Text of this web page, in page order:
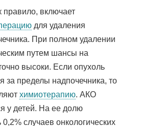
включает
для удаления
При полном удалении
путем шансы на
высоки. Если опухоль
за пределы надпочечника, то
химиотерапию. АКО
у детей. На ее долю
случаев онкологических